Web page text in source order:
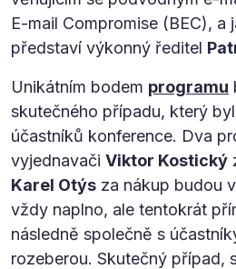
E-mail Compromise (BEC), a
představí výkonný ředitel
Unikátním bodem programu
skutečného případu, který
účastníků konference. Dva
vyjednavači Viktor Kostický
Karel Otýs za nákup budou
vždy naplno, ale tentokrát
následně společně s
rozeberou. Skutečný případ,